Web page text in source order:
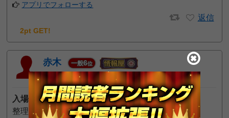
アプリでフォローする
返信
2pt GET!
赤木 一般6位
2023年3月8日 10:38 AM
入場方法
整理券の有無：なし（並び順で会員カード不要）